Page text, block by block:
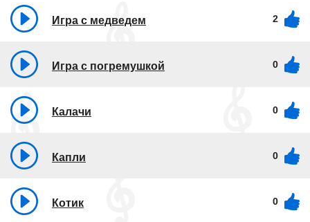
Игра с медведем 2
Игра с погремушкой 0
Калачи 0
Капли 0
Котик 0